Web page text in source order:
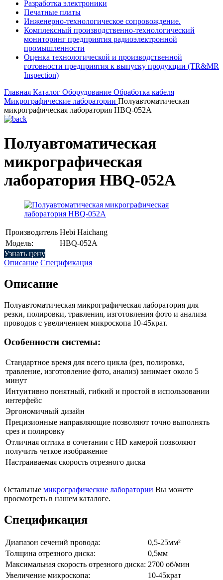
Разработка электроники
Печатные платы
Инженерно-технологическое сопровождение.
Комплексный производственно-технологический
мониторинг предприятия радиоэлектронной
промышленности
Оценка технологической и производственной
готовности предприятия к выпуску продукции (TR&MR
Inspection)
Главная Каталог Оборудование Обработка кабеля
Микрографические лаборатории Полуавтоматическая
микрографическая лаборатория HBQ-052A
Полуавтоматическая
микрографическая
лаборатория HBQ-052A
Производитель Hebi Haichang
Модель:
HBQ-052A
Узнать цену
Описание Спецификация
Описание
Полуавтоматическая микрографическая лаборатория для
резки, полировки, травления, изготовления фото и анализа
проводов с увеличением микроскопа 10-45крат.
Особенности системы:
Стандартное время для всего цикла (рез, полировка,
травление, изготовление фото, анализ) занимает около 5
минут
Интуитивно понятный, гибкий и простой в использовании
интерфейс
Эргономичный дизайн
Прецизионные направляющие позволяют точно выполнять
срез и полировку
Отличная оптика в сочетании с HD камерой позволяют
получить четкое изображение
Настраиваемая скорость отрезного диска
Остальные микрографические лаборатории Вы можете
просмотреть в нашем каталоге.
Спецификация
Диапазон сечений провода:
0,5-25мм²
Толщина отрезного диска:
0,5мм
Максимальная скорость отрезного диска: 2700 об/мин
Увеличение микроскопа:
10-45крат